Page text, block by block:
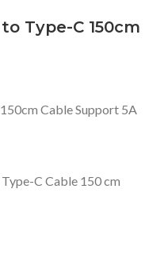
Type-C 150cm
Cable Support 5A
C Cable 150 cm